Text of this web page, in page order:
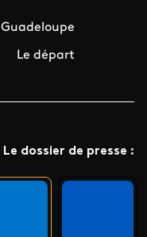
Le départ
Le dossier de presse :